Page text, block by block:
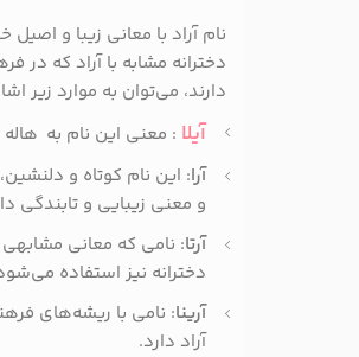
نام آراد با معانی زیبا و
دخترانه مشابه با آراد که در
دارند، می‌توان به موارد زیر
آیلا : معنی این نام به هاله
آرا: این نام کوتاه و
و معنی زیبایی و تابندگی
آرتا: نامی که معانی
دخترانه نیز استفاده
آرینا: نامی با ریشه‌های
آراد دارد.